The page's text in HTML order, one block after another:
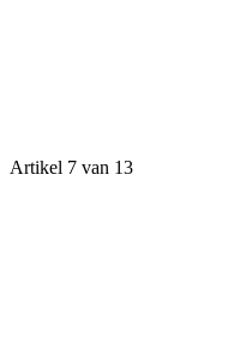
Artikel 7 van 13